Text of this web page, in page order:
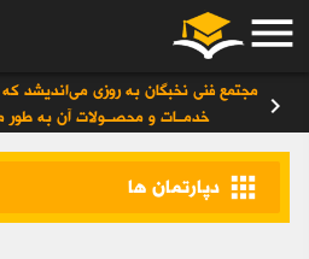
menu
chevron_right
مجتمع فنی نخبگان به روزی می‌اندیشد که
خدمــات و محصــولات آن به
apps دپارتمان ها